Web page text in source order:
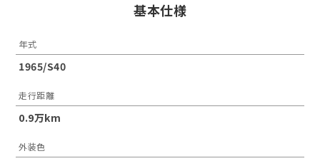
基本仕様
年式
1965/S40
走行距離
0.9万km
外装色